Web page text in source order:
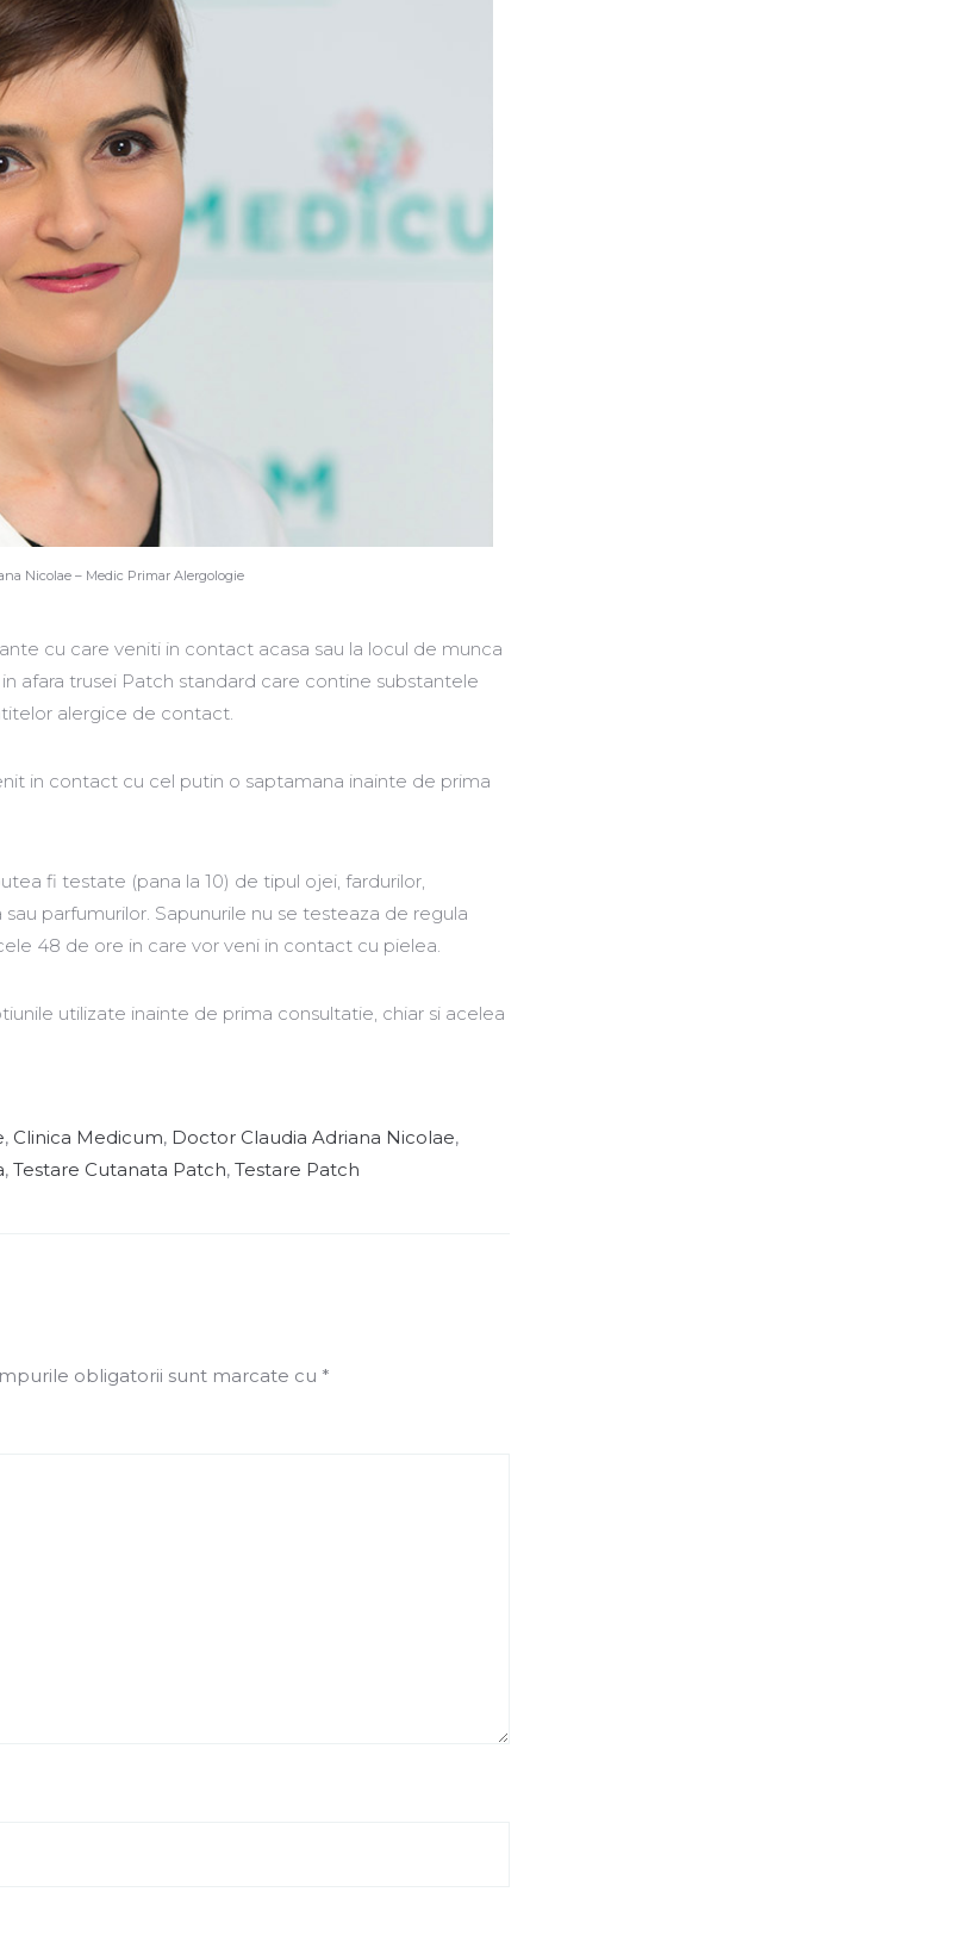
Nicolae – Medic Primar Alergologie
cu care veniti in contact acasa sau la locul de munca
afara trusei Patch standard care contine substantele
alergice de contact.
in contact cu cel putin o saptamana inainte de prima
fi testate (pana la 10) de tipul ojei, fardurilor,
parfumurilor. Sapunurile nu se testeaza de regula
48 de ore in care vor veni in contact cu pielea.
utilizate inainte de prima consultatie, chiar si acelea
, Clinica Medicum, Doctor Claudia Adriana Nicolae,
, Testare Cutanata Patch, Testare Patch
obligatorii sunt marcate cu *